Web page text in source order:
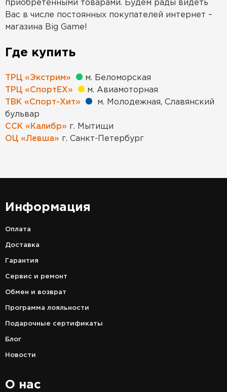
приобретенными товарами. Будем рады видеть
Вас в числе постоянных покупателей интернет –
магазина Big Game!
Где купить
ТРЦ «Экстрим»
м. Беломорская
ТРЦ «СпортЕХ»
м. Авиамоторная
ТВК «Спорт-Хит»
м. Молодежная, Славянский
бульвар
ССК «Калибр» г. Мытищи
ОЦ «Левша» г. Санкт-Петербург
Информация
Оплата
Доставка
Гарантия
Сервис и ремонт
Обмен и возврат
Программа лояльности
Подарочные сертификаты
Блог
Новости
О нас